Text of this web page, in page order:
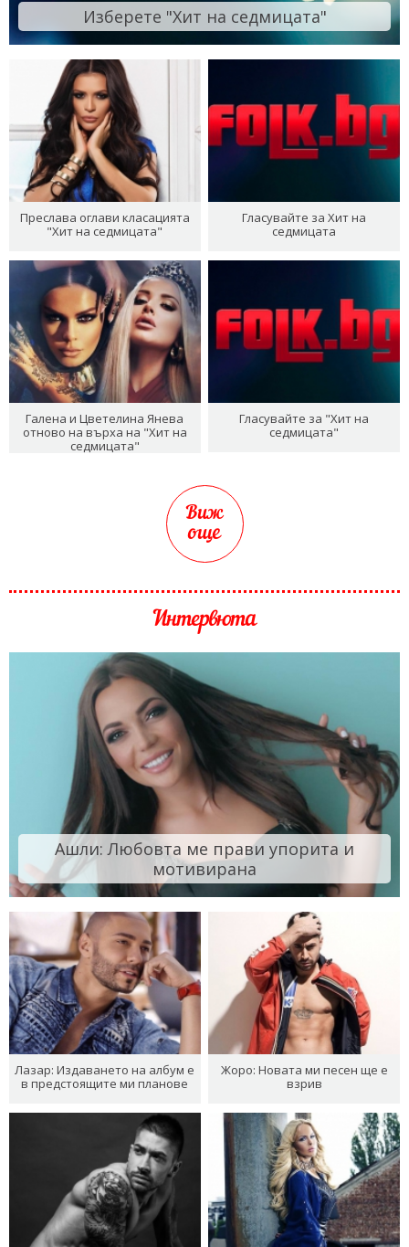
Изберете "Хит на седмицата"
Преслава оглави класацията
"Хит на седмицата"
Гласувайте за Хит на
седмицата
Галена и Цветелина Янева
отново на върха на "Хит на
седмицата"
Гласувайте за "Хит на
седмицата"
Виж
още
Интервюта
Ашли: Любовта ме прави упорита и
мотивирана
Лазар: Издаването на албум е
в предстоящите ми планове
Жоро: Новата ми песен ще е
взрив